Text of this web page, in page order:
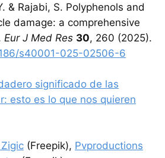
& Rajabi, S. Polyphenols and
damage: a comprehensive
Eur J Med Res 30, 260 (2025).
s40001-025-02506-6
significado de las
esto es lo que nos quieren
(Freepik), Pvproductions